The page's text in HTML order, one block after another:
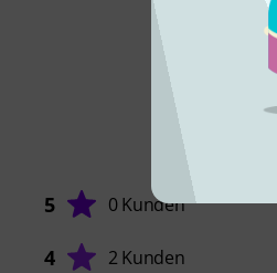
5 0 Kunden
4 2 Kunden